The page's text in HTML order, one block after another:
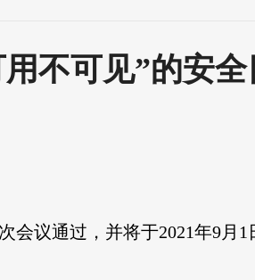
不可见”的安全
会议通过，并将于2021年9月